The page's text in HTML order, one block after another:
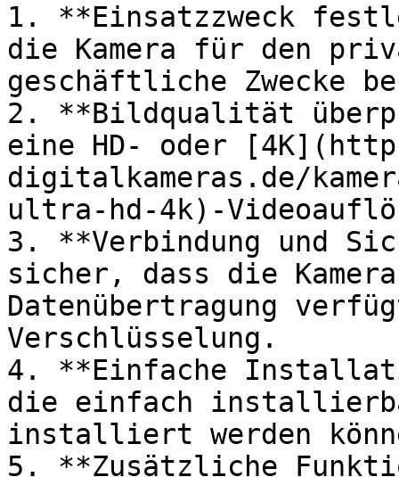
1. **Einsatzzweck
die Kamera für den
geschäftliche Zwecke
2. **Bildqualität
eine HD- oder
digitalkameras.de/
ultra-hd-4k)-
3. **Verbindung und
sicher, dass die
Datenübertragung
Verschlüsselung.
4. **Einfache
die einfach
installiert werden
5. **Zusätzliche